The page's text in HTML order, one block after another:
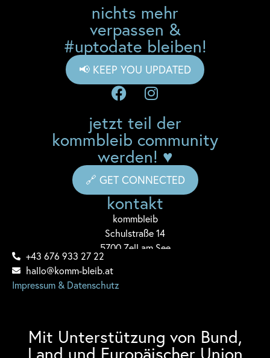
kontakt
kommbleib
Schulstraße 14
5700 Zell am See
+43 676 933 27 22
hallo@komm-bleib.at
Impressum & Datenschutz
jetzt teil der
kommbleib community
werden! ♥
🔗 GET CONNECTED
nichts mehr
verpassen &
#uptodate bleiben!
📢 KEEP YOU UPDATED
Mit Unterstützung von Bund,
Land und Europäischer Union